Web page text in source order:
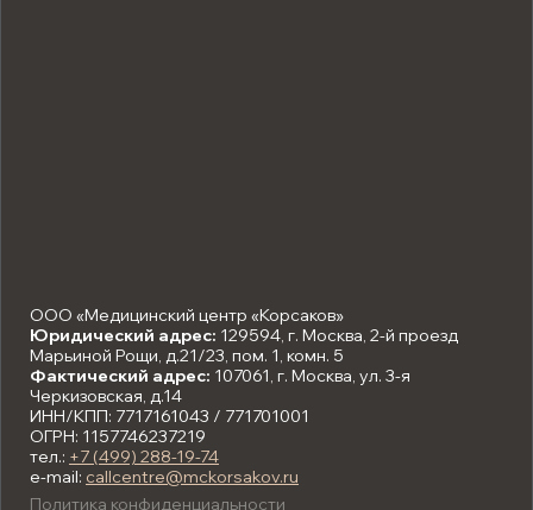
ООО «Медицинский центр «Корсаков»
Юридический адрес: 129594, г. Москва, 2-й проезд
Марьиной Рощи, д.21/23, пом. 1, комн. 5
Фактический адрес: 107061, г. Москва, ул. 3-я
Черкизовская, д.14
ИНН/КПП: 7717161043 / 771701001
ОГРН: 1157746237219
тел.: +7 (499) 288-19-74
e-mail: callcentre@mckorsakov.ru
Политика конфиденциальности